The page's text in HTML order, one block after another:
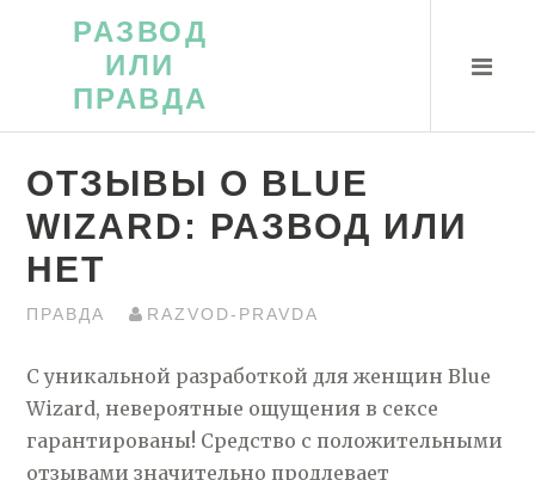
РАЗВОД
ИЛИ
ПРАВДА
ОТЗЫВЫ О BLUE
WIZARD: РАЗВОД ИЛИ
НЕТ
ПРАВДА RAZVOD-PRAVDA
С уникальной разработкой для женщин Blue
Wizard, невероятные ощущения в сексе
гарантированы! Средство с положительными
отзывами значительно продлевает